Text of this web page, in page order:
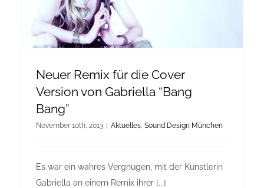
Neuer Remix für die Cover
Version von Gabriella “Bang
Bang”
November 10th, 2013 Aktuelles, Sound Design München
Es war ein wahres Vergnügen, mit der Künstlerin
Gabriella an einem Remix ihrer [...]